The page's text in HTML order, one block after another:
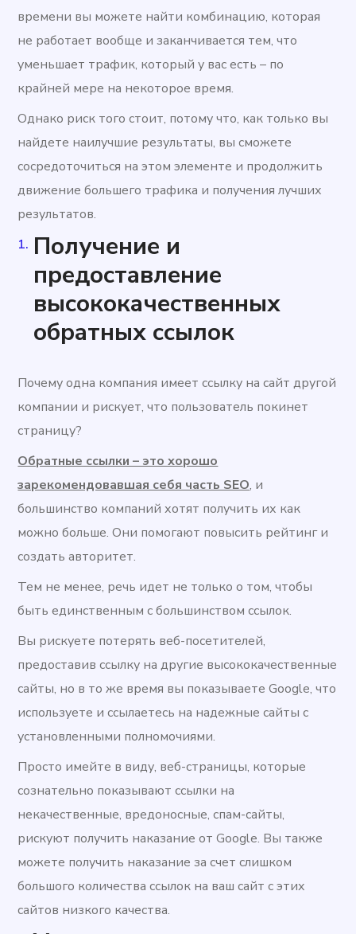
времени вы можете найти комбинацию, которая
не работает вообще и заканчивается тем, что
уменьшает трафик, который у вас есть – по
крайней мере на некоторое время.
Однако риск того стоит, потому что, как только вы
найдете наилучшие результаты, вы сможете
сосредоточиться на этом элементе и продолжить
движение большего трафика и получения лучших
результатов.
Получение и
предоставление
высококачественных
обратных ссылок
Почему одна компания имеет ссылку на сайт другой
компании и рискует, что пользователь покинет
страницу?
Обратные ссылки – это хорошо
зарекомендовавшая себя часть SEO, и
большинство компаний хотят получить их как
можно больше. Они помогают повысить рейтинг и
создать авторитет.
Тем не менее, речь идет не только о том, чтобы
быть единственным с большинством ссылок.
Вы рискуете потерять веб-посетителей,
предоставив ссылку на другие высококачественные
сайты, но в то же время вы показываете Google, что
используете и ссылаетесь на надежные сайты с
установленными полномочиями.
Просто имейте в виду, веб-страницы, которые
сознательно показывают ссылки на
некачественные, вредоносные, спам-сайты,
рискуют получить наказание от Google. Вы также
можете получить наказание за счет слишком
большого количества ссылок на ваш сайт с этих
сайтов низкого качества.